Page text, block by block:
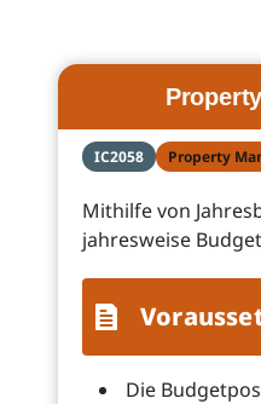
IC2058 Property
Mithilfe von
jahresweise
Die